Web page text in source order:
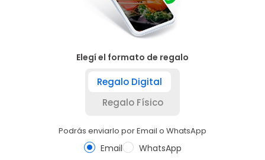
Elegí el formato de regalo
Regalo Digital
Regalo Físico
Podrás enviarlo por Email o WhatsApp
Email WhatsApp